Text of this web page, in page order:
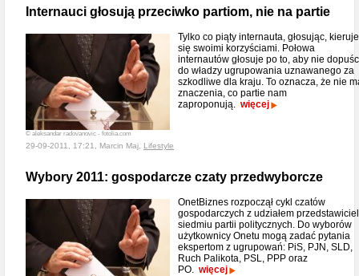
Internauci głosują przeciwko partiom, nie na partie
© aleksandar radovanovic - fotolia.com
Tylko co piąty internauta, głosując, kieruje
się swoimi korzyściami. Połowa
internautów głosuje po to, aby nie
do władzy ugrupowania uznawanego za
szkodliwe dla kraju. To oznacza, że nie
znaczenia, co partie nam
zaproponują. więcej
29-09-2011, 17:21, Marcin Maj, Lifestyle
Wybory 2011: gospodarcze czaty przedwyborcze
OnetBiznes rozpoczął cykl czatów
gospodarczych z udziałem
siedmiu partii politycznych. Do wyborów
użytkownicy Onetu mogą zadać pytania
ekspertom z ugrupowań: PiS, PJN, SLD,
Ruch Palikota, PSL, PPP oraz
PO. więcej